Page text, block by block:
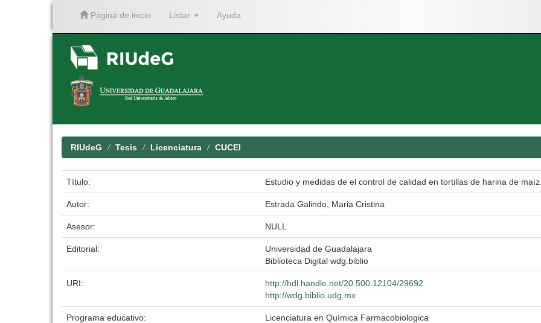
Página de inicio Listar Ayuda
RIUdeG Tesis Licenciatura CUCEI
Título: Estudio y medidas de el control de calidad en tortillas de harina de
Autor: Estrada Galindo, Maria Cristina
Asesor: NULL
Editorial:
Universidad de Guadalajara
Biblioteca Digital wdg.biblio
URI:
http://hdl.handle.net/20.500.12104/29692
http://wdg.biblio.udg.mx
Programa educativo: Licenciatura en Química Farmacobiologica